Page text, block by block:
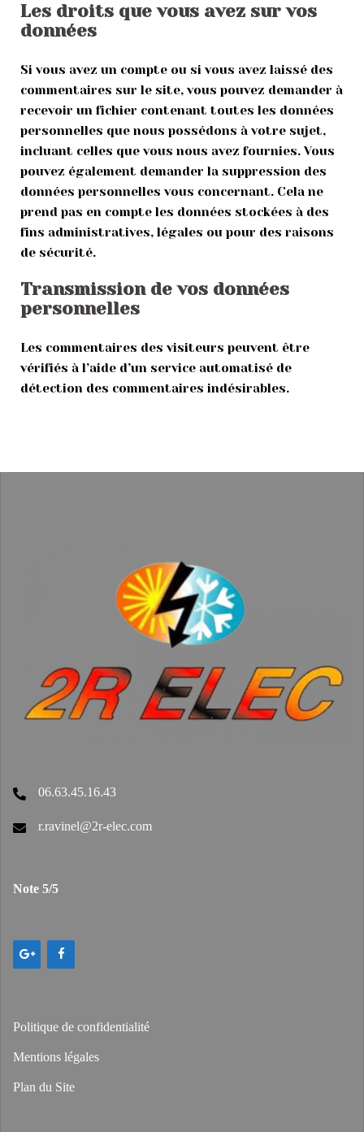
Les droits que vous avez sur vos
données
Si vous avez un compte ou si vous avez laissé des
commentaires sur le site, vous pouvez demander à
recevoir un fichier contenant toutes les données
personnelles que nous possédons à votre sujet,
incluant celles que vous nous avez fournies. Vous
pouvez également demander la suppression des
données personnelles vous concernant. Cela ne
prend pas en compte les données stockées à des
fins administratives, légales ou pour des raisons
de sécurité.
Transmission de vos données
personnelles
Les commentaires des visiteurs peuvent être
vérifiés à l’aide d’un service automatisé de
détection des commentaires indésirables.
06.63.45.16.43
r.ravinel@2r-elec.com
Note 5/5
Politique de confidentialité
Mentions légales
Plan du Site